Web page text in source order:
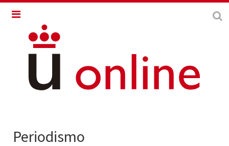
Periodismo